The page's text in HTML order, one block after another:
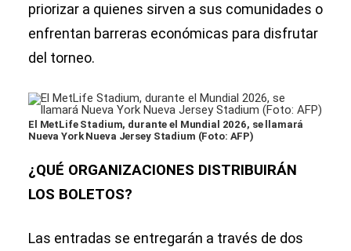
priorizar a quienes sirven a sus comunidades o
enfrentan barreras económicas para disfrutar
del torneo.
El MetLife Stadium, durante el Mundial 2026, se llamará
Nueva York Nueva Jersey Stadium (Foto: AFP)
¿QUÉ ORGANIZACIONES DISTRIBUIRÁN
LOS BOLETOS?
Las entradas se entregarán a través de dos